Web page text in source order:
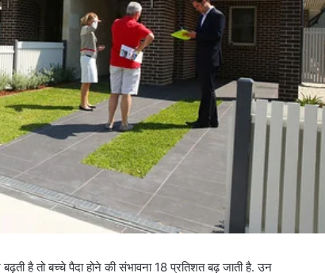
है तो बच्चे पैदा होने की संभावना 18 प्रतिशत बढ़ जाती है. उन